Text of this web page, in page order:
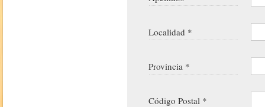
Localidad *
Provincia *
Código Postal *